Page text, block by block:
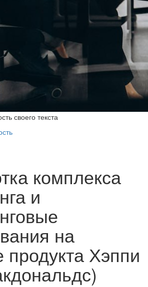
своего текста
комплекса
и
на
Хэппи